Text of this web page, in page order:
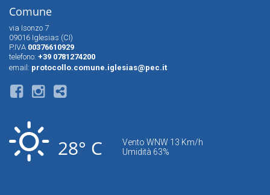
Comune
via Isonzo 7
09016 Iglesias (CI)
P.IVA 00376610929
telefono: +39 0781274200
email: protocollo.comune.iglesias@pec.it
28° C
Vento WNW 13 Km/h
Umidità 63%